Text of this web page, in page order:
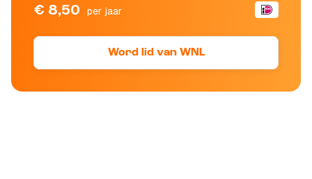
€ 8,50 per jaar
Word lid van WNL